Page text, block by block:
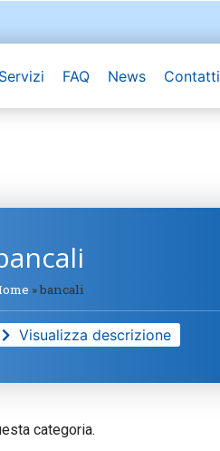
Servizi FAQ News Contatti
»bancali
Visualizza descrizione
categoria.